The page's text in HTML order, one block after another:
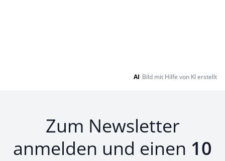
AI Bild mit Hilfe von KI erstellt
Zum Newsletter
anmelden und einen 10